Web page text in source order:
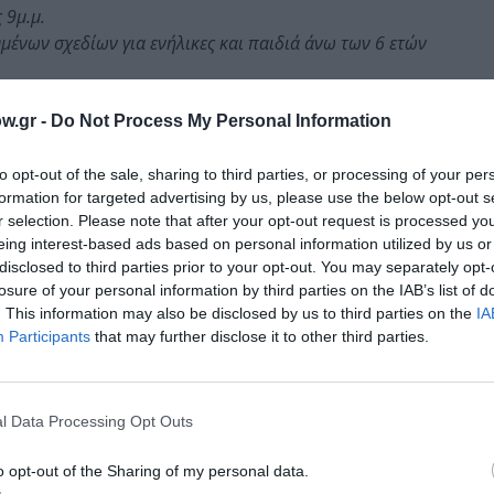
- Do Not Process My Personal Information
opt-out of the sale, sharing to third parties, or processing of your
for targeted advertising by us, please use the below opt-out
selection. Please note that after your opt-out request is processed
interest-based ads based on personal information utilized by us
to third parties prior to your opt-out. You may separately
of your personal information by third parties on the IAB’s list of
This information may also be disclosed by us to third parties on the
Participants that may further disclose it to other third parties.
Data Processing Opt Outs
opt-out of the Sharing of my personal data.
9μ.μ.
σχεδίων για ενήλικες και παιδιά άνω των 6 ετών
λίγο από την αναταραχή του, ένας συγγραφέας
του ζωντανεύουν τα αντικείμενα γύρω του και οι
παρόλο που του είναι πολύ συμπαθής. Όπως
ψευδαίσθησης, η οποία δίνει χώρο στην κατανόηση
μια ψευδαίσθηση. Αυτή είναι απλά η αρχή της
σε κάθε διαδικασία ως βασικό στοιχείο
κατανόησης, ειρωνείας και πρόκλησης μέσω της